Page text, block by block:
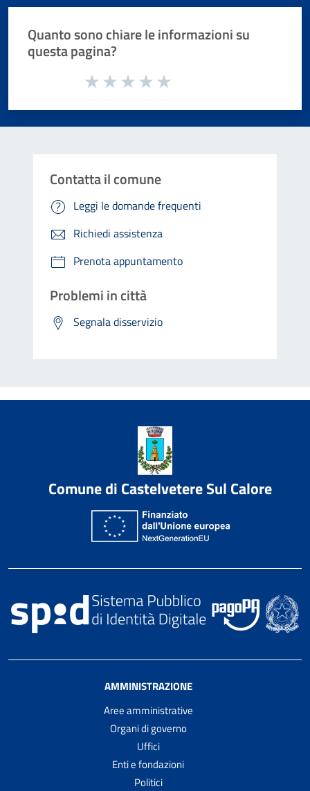
Quanto sono chiare le informazioni su
questa pagina?
Valuta da 1 a 5 stelle la pagina
Contatta il comune
Leggi le domande frequenti
Richiedi assistenza
Prenota appuntamento
Problemi in città
Segnala disservizio
Comune di Castelvetere Sul Calore
AMMINISTRAZIONE
Aree amministrative
Organi di governo
Uffici
Enti e fondazioni
Politici